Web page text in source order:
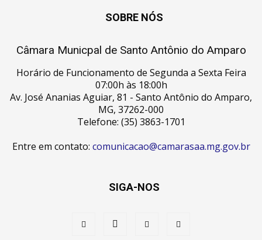
SOBRE NÓS
Câmara Municpal de Santo Antônio do Amparo
Horário de Funcionamento de Segunda a Sexta Feira
07:00h às 18:00h
Av. José Ananias Aguiar, 81 - Santo Antônio do Amparo,
MG, 37262-000
Telefone: (35) 3863-1701
Entre em contato: comunicacao@camarasaa.mg.gov.br
SIGA-NOS